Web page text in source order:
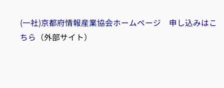
(一社)京都府情報産業協会ホームページ 申し込みはこ
ちら （外部サイト）